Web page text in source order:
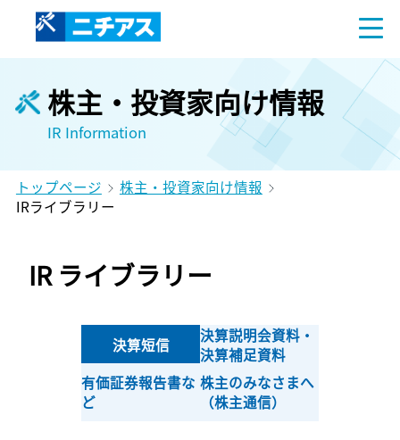
株主・投資家向け情報
IR Information
トップページ
株主・投資家向け情報
IRライブラリー
IR ライブラリー
決算短信
決算説明会資料・
決算補足資料
有価証券報告書な
ど
株主のみなさまへ
（株主通信）